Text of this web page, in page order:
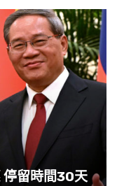
停留時間30天